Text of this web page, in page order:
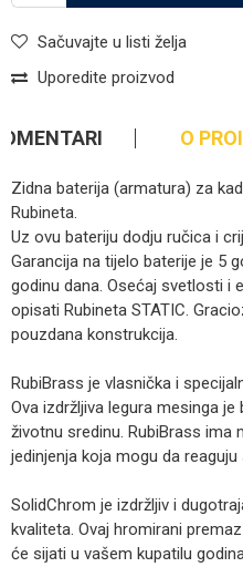
Sačuvajte u listi želja
Uporedite proizvod
O
Zidna baterija (armatura) za
Rubineta.
Uz ovu bateriju dodju ručica i
Garancija na tijelo baterije je 5
godinu dana. Osećaj svetlosti i
opisati Rubineta STATIC.
pouzdana konstrukcija.
RubiBrass je vlasnička i
Ova izdržljiva legura mesinga
životnu sredinu. RubiBrass ima
jedinjenja koja mogu da
SolidChrom je izdržljiv i
kvaliteta. Ovaj hromirani
će sijati u vašem kupatilu